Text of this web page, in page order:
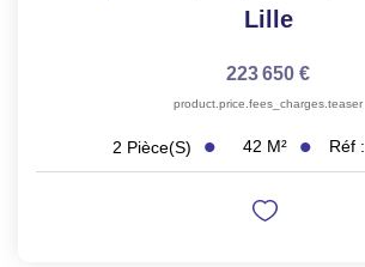
Lille
223 650 €
product.price.fees_charges.teaser
2 Pièce(s) 42 M² Réf :